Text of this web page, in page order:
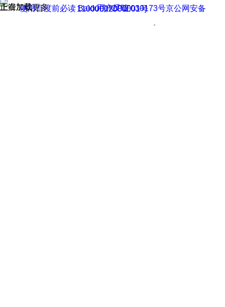
正在加载
上滑加载更多 用户反馈
使用百度前必读 Baidu 京ICP证030173号
京公网安备11000002000001号